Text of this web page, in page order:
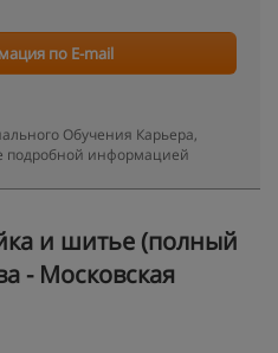
по E-mail
Обучения Карьера,
подробной информацией
и шитье (полный
- Московская